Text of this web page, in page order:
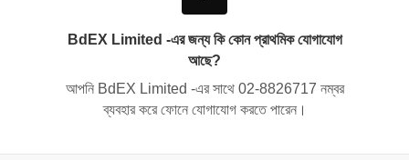
BdEX Limited -এর জন্য কি কোন প্রাথমিক যোগাযোগ
আছে?
আপনি BdEX Limited -এর সাথে 02-8826717 নম্বর
ব্যবহার করে ফোনে যোগাযোগ করতে পারেন।